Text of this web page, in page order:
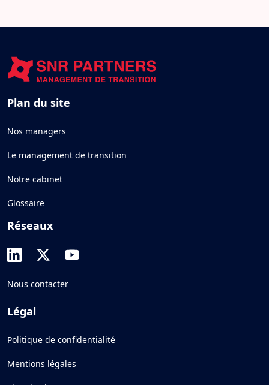
Plan du site
Nos managers
Le management de transition
Notre cabinet
Glossaire
Réseaux
Nous contacter
Légal
Politique de confidentialité
Mentions légales